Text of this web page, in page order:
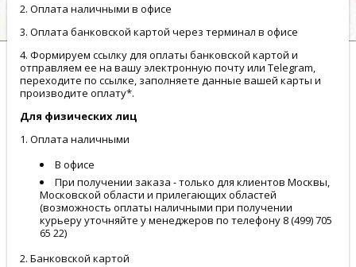
2. Оплата наличными в офисе
3. Оплата банковской картой через терминал в офисе
4. Формируем ссылку для оплаты банковской картой и
отправляем ее на вашу электронную почту или Telegram,
переходите по ссылке, заполняете данные вашей карты и
производите оплату*.
Для физических лиц
1. Оплата наличными
В офисе
При получении заказа - только для клиентов Москвы,
Московской области и прилегающих областей
(возможность оплаты наличными при получении
курьеру уточняйте у менеджеров по телефону 8 (499) 705
65 22)
2. Банковской картой